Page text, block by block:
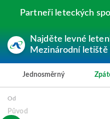
Partneři leteckých
Najděte levné
Mezinárodní letiště
Jednosměrný
Od
Původ